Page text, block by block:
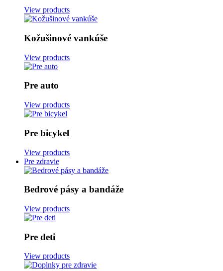
View products
Kožušinové vankúše
View products
Pre auto
View products
Pre bicykel
View products
Pre zdravie
Bedrové pásy a bandáže
View products
Pre deti
View products